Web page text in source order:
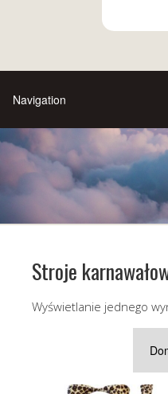
Stroje
Wyświetlanie jednego